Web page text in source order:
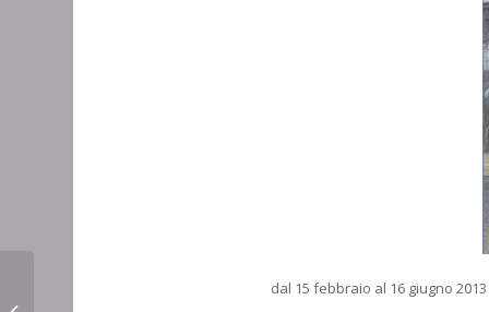
dal 15 febbraio al 16 giugno 2013